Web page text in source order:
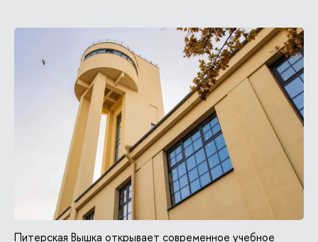
Питерская Вышка открывает современное учебное